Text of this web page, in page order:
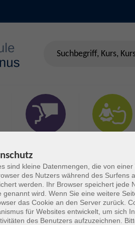
sind kleine Datenmengen, die von
des Nutzers während des Surfens
werden. Ihr Browser speichert jede
genannt wird. Wenn Sie eine weitere
das Cookie an den Server zurück.
für Websites entwickelt, um sich
des Benutzers aufzuzeichnen.